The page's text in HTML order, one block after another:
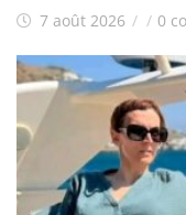
7 août 2026 / / 0